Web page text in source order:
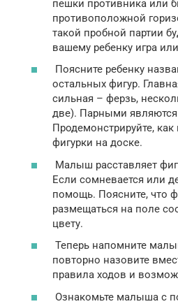
пешки противника или
противоположной
такой пробной партии
вашему ребенку игра
Поясните ребенку
остальных фигур.
сильная – ферзь,
две). Парными
Продемонстрируйте, как
фигурки на доске.
Малыш расставляет
Если сомневается или
помощь. Поясните, что
размещаться на поле
цвету.
Теперь напомните
повторно назовите
правила ходов и
Ознакомьте малыша с